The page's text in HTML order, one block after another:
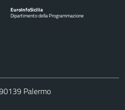
EuroInfoSicilia
Dipartimento della Programmazione
Palermo